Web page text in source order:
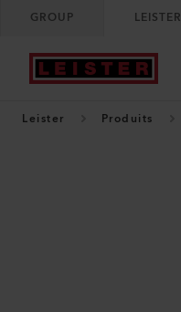
GROUP LEISTER
Leister Produits